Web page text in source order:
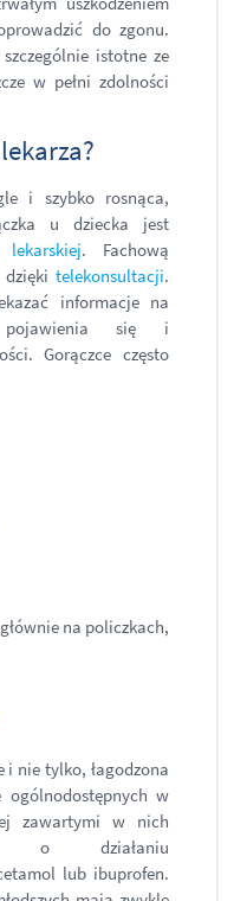
do zgonu.
istotne ze
w pełni zdolności
i szybko rosnąca,
u dziecka jest
. Fachową
telekonsultacji.
informacje na
się i
Gorączce często
na policzkach,
i nie tylko, łagodzona
ogólnodostępnych w
zawartymi w nich
o działaniu
lub ibuprofen.